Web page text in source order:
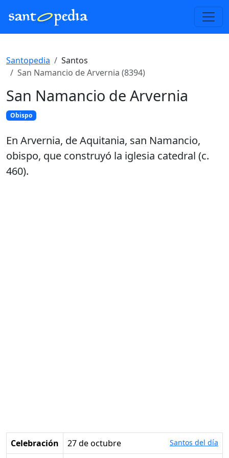
Santopedia
Santos
San Namancio de Arvernia (8394)
San Namancio de Arvernia
Obispo
En Arvernia, de Aquitania, san Namancio,
obispo, que construyó la iglesia catedral (c.
460).
Celebración 27 de octubre Santos del día